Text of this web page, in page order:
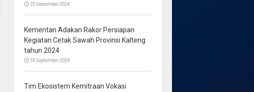
23 September 2024
Kementan Adakan Rakor Persiapan
Kegiatan Cetak Sawah Provinsi Kalteng
tahun 2024
18 September 2024
Tim Ekosistem Kemitraan Vokasi